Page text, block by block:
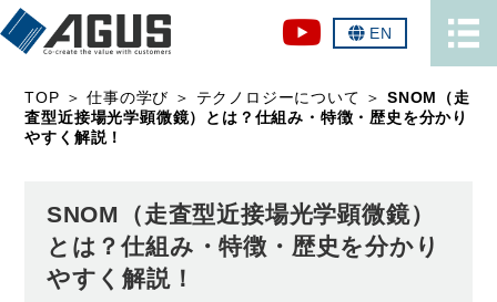
EN
TOP ＞仕事の学び ＞ テクノロジーについて ＞SNOM（走
査型近接場光学顕微鏡）とは？仕組み・特徴・歴史を分かり
やすく解説！
SNOM（走査型近接場光学顕微鏡）
とは？仕組み・特徴・歴史を分かり
やすく解説！